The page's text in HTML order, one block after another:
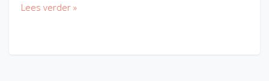
Lees verder »